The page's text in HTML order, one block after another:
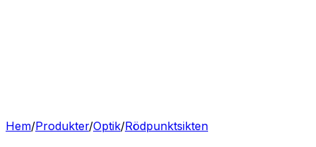
Hem/Produkter/Optik/Rödpunktsikten